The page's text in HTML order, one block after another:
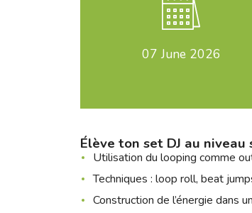
07 June 2026
Élève ton set DJ au niveau
Utilisation du looping comme
Techniques : loop roll, beat
Construction de l’énergie dans